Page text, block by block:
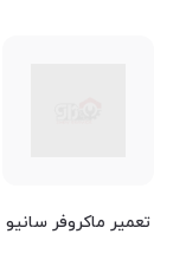
تعمیر ماکروفر سانیو